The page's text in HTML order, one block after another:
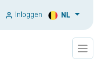
Inloggen NL